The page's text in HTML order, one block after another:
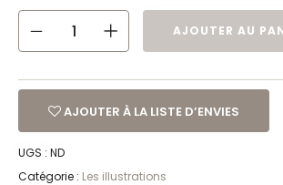
AJOUTER AU
AJOUTER À LA LISTE D’ENVIES
UGS : ND
Catégorie : Les illustrations